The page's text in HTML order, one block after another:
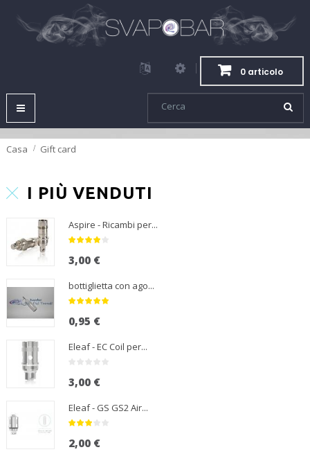
0 articolo
Navigazione
Toggle
Casa Gift card
I PIÙ VENDUTI
Aspire - Ricambi per...
3,00 €
bottiglietta con ago...
0,95 €
Eleaf - EC Coil per...
3,00 €
Eleaf - GS GS2 Air...
2,00 €